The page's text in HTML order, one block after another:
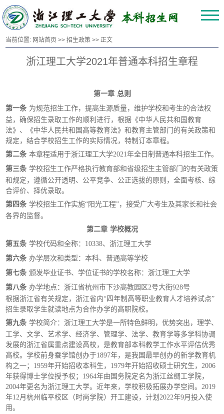
当前位置: 网站首页 >>招生政策 >> 正文
浙江理工大学2021年普通本科招生章程
第一章 总则
第一条 为规范招生工作，提高生源质量，维护学校和考生的合法权
益，确保招生录取工作的顺利进行，根据《中华人民共和国教育
法》、《中华人民共和国高等教育法》和教育主管部门的有关政策和
规定，结合学校招生工作的实际情况，特制订本章程。
第二条 本章程适用于浙江理工大学2021年全日制普通本科招生工作。
第三条 学校招生工作严格执行教育部和省级招生主管部门的有关政策
和规定，遵循公开透明、公平竞争、公正选拔的原则，全面考核、综
合评价、择优录取。
第四条 学校招生工作实施“阳光工程”，接受广大考生及其家长和社会
各界的监督。
第二章 学校概况
第五条 学校代码和全称： 10338、浙江理工大学
第六条 办学层次和类型：本科、普通高等学校
第七条 颁发毕业证书、学位证书的学校名称：浙江理工大学
第八条 办学地点：浙江省杭州市下沙高教园区2号大街928号
根据浙江省有关规定，浙江省内“四年制高等职业教育人才培养试点”
招生录取学生就读地点为合作办学的高职院校。
第九条 学校简介：浙江理工大学是一所特色鲜明，优势突出，理学、
工学、文学、艺术学、经济学、管理学、法学、教育学等多学科协调
发展的浙江省属重点建设高校，是教育部本科教学工作水平评估优秀
高校。学校前身蚕学馆创办于1897年，是我国最早创办的新学教育机
构之一；1959年开始招收本科生，1979年开始招收硕士研究生，2006
年获得博士学位授予权；1964年由国务院定名为浙江丝绸工学院，
2004年更名为浙江理工大学。近年来，学校积极拓展办学空间。2019
年12月杭州临平校区（时尚学院）开工建设，计划2022年9月投入使
用。